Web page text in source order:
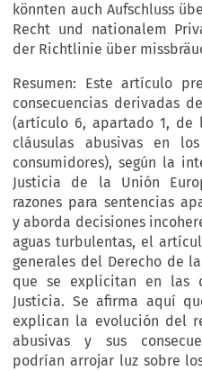
könnten auch Aufschluss
Recht und nationalem
der Richtlinie über
Resumen: Este artículo
consecuencias derivadas
(artículo 6, apartado 1, de
cláusulas abusivas en
consumidores), según la
Justicia de la Unión
razones para sentencias
y aborda decisiones
aguas turbulentas, el
generales del Derecho de
que se explicitan en las
Justicia. Se afirma aquí
explican la evolución del
abusivas y sus
podrían arrojar luz sobre